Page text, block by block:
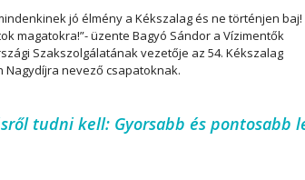
jó élmény a Kékszalag és ne történjen baj!
magatokra!”- üzente Bagyó Sándor a Vízimentők
Szakszolgálatának vezetője az 54. Kékszalag
Nagydíjra nevező csapatoknak.
tudni kell: Gyorsabb és pontosabb